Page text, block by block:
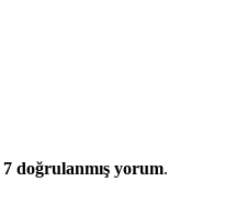
7 doğrulanmış yorum.